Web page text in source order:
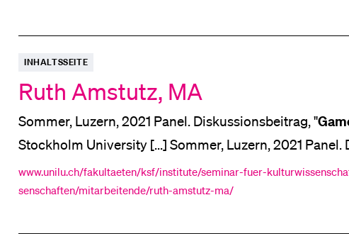
INHALTSSEITE
Ruth Amstutz, MA
Sommer, Luzern, 2021 Panel. Diskussionsbeitrag, "
Stockholm University [...] Sommer, Luzern, 2021 Panel.
Bones" Volume Workshop, Stockholm University
www.unilu.ch/fakultaeten/ksf/institute/seminar-fuer-
senschaften/mitarbeitende/ruth-amstutz-ma/